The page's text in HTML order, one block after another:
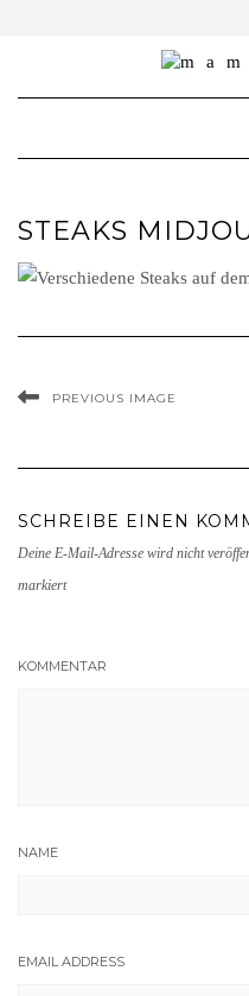
ÜBER
STEAKS
PREVIOUS IMAGE
SCHREIBE EINEN
Deine E-Mail-Adresse wird nicht
markiert
KOMMENTAR
NAME
EMAIL ADDRESS